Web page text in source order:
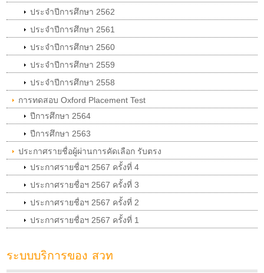
ประจำปีการศึกษา 2562
ประจำปีการศึกษา 2561
ประจำปีการศึกษา 2560
ประจำปีการศึกษา 2559
ประจำปีการศึกษา 2558
การทดสอบ Oxford Placement Test
ปีการศึกษา 2564
ปีการศึกษา 2563
ประกาศรายชื่อผู้ผ่านการคัดเลือก รับตรง
ประกาศรายชื่อฯ 2567 ครั้งที่ 4
ประกาศรายชื่อฯ 2567 ครั้งที่ 3
ประกาศรายชื่อฯ 2567 ครั้งที่ 2
ประกาศรายชื่อฯ 2567 ครั้งที่ 1
ระบบบริการของ สวท